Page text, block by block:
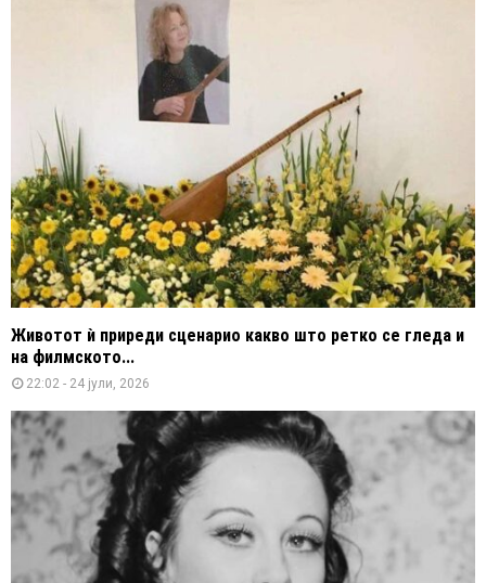
Животот ѝ приреди сценарио какво што ретко се гледа и
на филмското...
22:02 - 24 јули, 2026